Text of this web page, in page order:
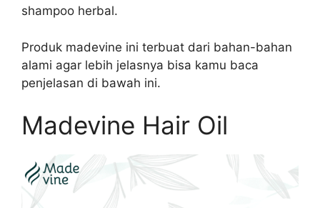
shampoo herbal.
Produk madevine ini terbuat dari bahan-bahan
alami agar lebih jelasnya bisa kamu baca
penjelasan di bawah ini.
Madevine Hair Oil